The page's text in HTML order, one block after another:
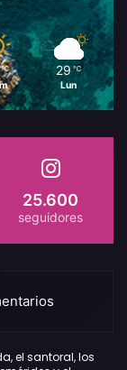
℃ 29 ℃
Lun
25.600
el santoral, los